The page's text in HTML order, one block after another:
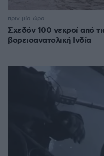
Σχεδόν 100 νεκροί από
βορειοανατολική Ινδία
πριν μία ώρα